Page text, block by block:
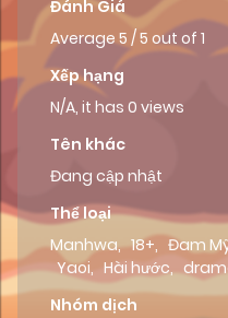
Đánh Giá
Average5 /5 out of 1
Xếp hạng
N/A, it has 0 views
Tên khác
Đang cập nhật
Thể loại
Manhwa, 18+, Đam
Yaoi, Hài hước,
Tình Cảm, Dưa Leo
Nhóm dịch